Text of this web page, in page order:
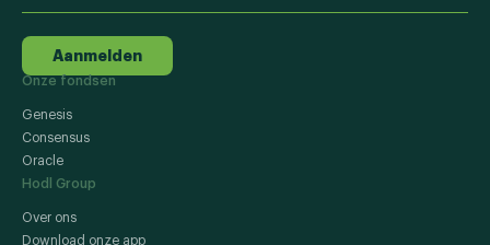
Aanmelden
Onze fondsen
Genesis
Consensus
Oracle
Hodl Group
Over ons
Download onze app